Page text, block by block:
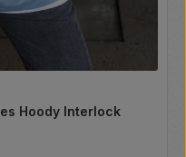
Hoody Interlock